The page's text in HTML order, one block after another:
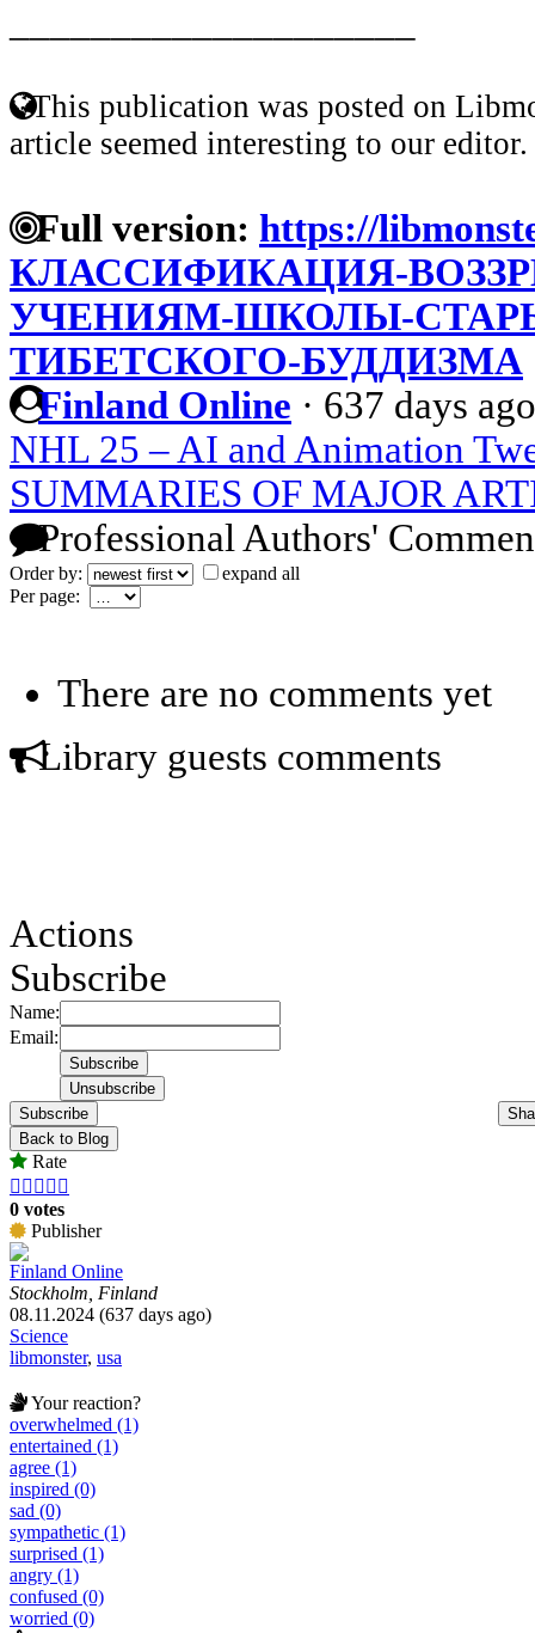
This publication was posted on
article seemed interesting to our editor.
Full version: https://
КЛАССИФИКАЦИЯ-
УЧЕНИЯМ-ШКОЛЫ-
ТИБЕТСКОГО-БУДДИЗМА
Finland Online · 637 days ago
NHL 25 – AI and Animation
SUMMARIES OF MAJOR
Professional Authors'
Order by:
expand all
Per page:
There are no comments yet
Library guests comments
Actions
Subscribe
Name:
Email:
Subscribe
Back to Blog
Rate
    
0 votes
Publisher
Finland Online
Stockholm, Finland
08.11.2024 (637 days ago)
Science
libmonster, usa
Your reaction?
overwhelmed (1)
entertained (1)
agree (1)
inspired (0)
sad (0)
sympathetic (1)
surprised (1)
angry (1)
confused (0)
worried (0)